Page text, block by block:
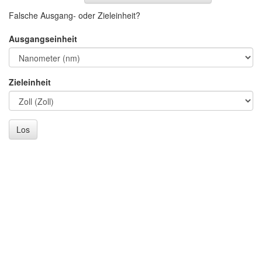
Falsche Ausgang- oder Zieleinheit?
Ausgangseinheit
Zieleinheit
Los